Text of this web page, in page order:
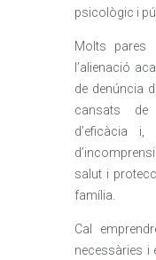
psicològic i
Molts pares
l’alienació
de denúncia
cansats de
d’eficàcia
salut i
família.
Cal
necessàries i